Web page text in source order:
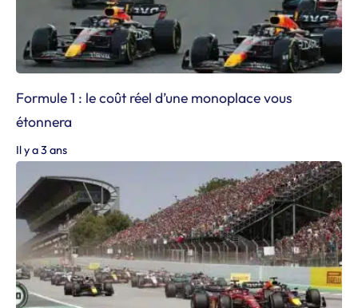
Formule 1 : le coût réel d’une monoplace vous
étonnera
Il y a 3 ans